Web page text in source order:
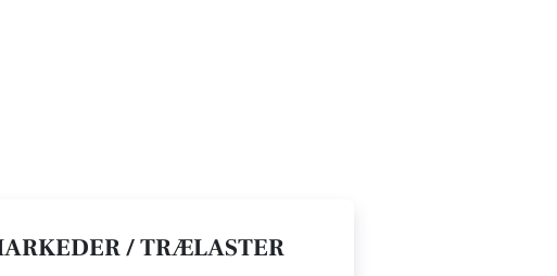
/ TRÆLASTER